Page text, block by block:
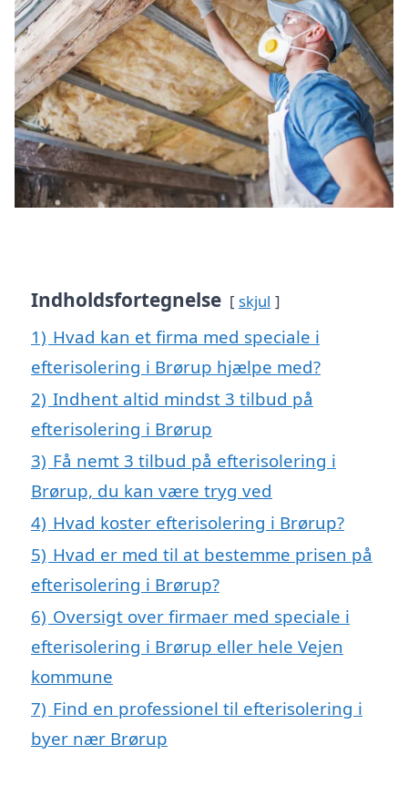
Indholdsfortegnelse skjul
1) Hvad kan et firma med speciale i
efterisolering i Brørup hjælpe med?
2) Indhent altid mindst 3 tilbud på
efterisolering i Brørup
3) Få nemt 3 tilbud på efterisolering i
Brørup, du kan være tryg ved
4) Hvad koster efterisolering i Brørup?
5) Hvad er med til at bestemme prisen på
efterisolering i Brørup?
6) Oversigt over firmaer med speciale i
efterisolering i Brørup eller hele Vejen
kommune
7) Find en professionel til efterisolering i
byer nær Brørup